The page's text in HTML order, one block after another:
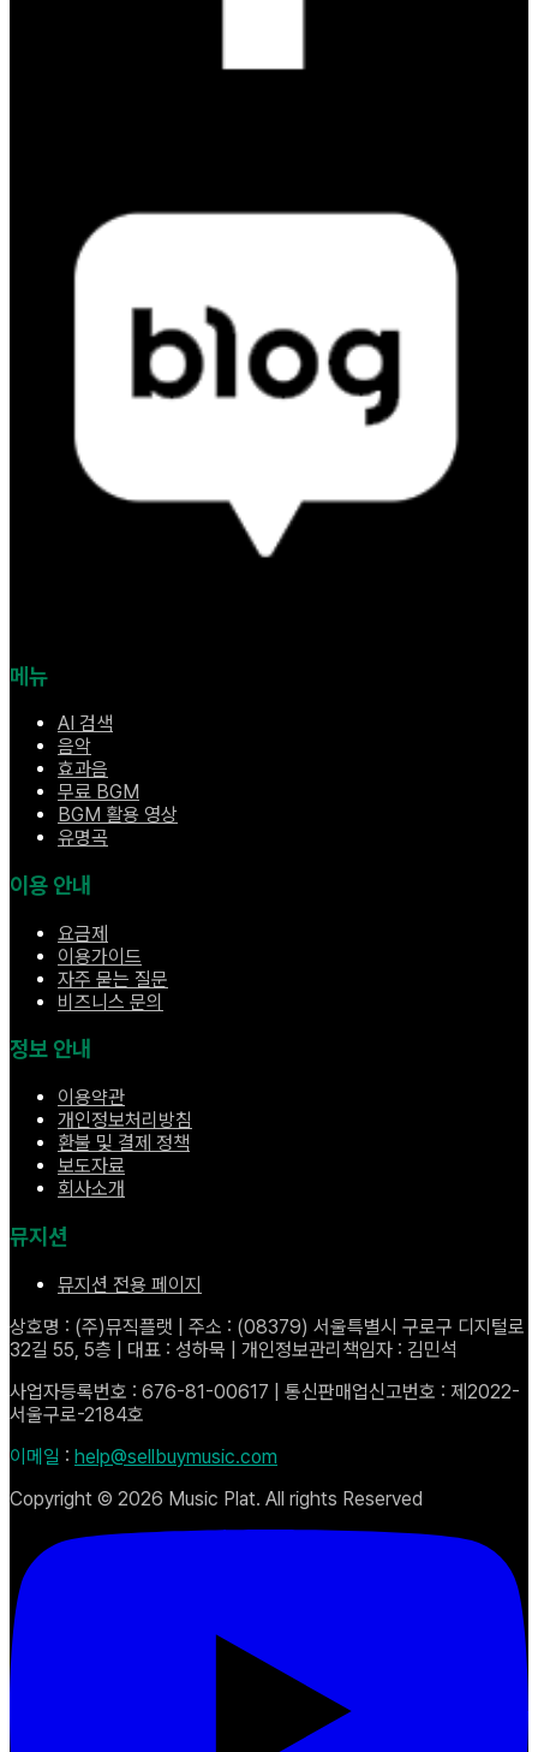
메뉴
AI 검색
음악
효과음
무료 BGM
BGM 활용 영상
유명곡
이용 안내
요금제
이용가이드
자주 묻는 질문
비즈니스 문의
정보 안내
이용약관
개인정보처리방침
환불 및 결제 정책
보도자료
회사소개
뮤지션
뮤지션 전용 페이지
상호명 : (주)뮤직플랫 | 주소 : (08379) 서울특별시 구로구 디지털로
32길 55, 5층 | 대표 : 성하묵 | 개인정보관리책임자 : 김민석
사업자등록번호 : 676-81-00617 | 통신판매업신고번호 : 제2022-
서울구로-2184호
이메일 : help@sellbuymusic.com
Copyright © 2026 Music Plat. All rights Reserved